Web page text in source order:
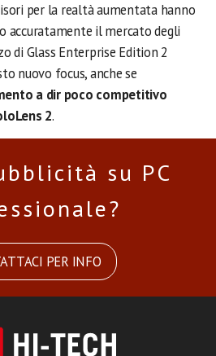
per la realtà aumentata hanno
accuratamente il mercato degli
di Glass Enterprise Edition 2
nuovo focus, anche se
a dir poco competitivo
2.
su PC
PER INFO